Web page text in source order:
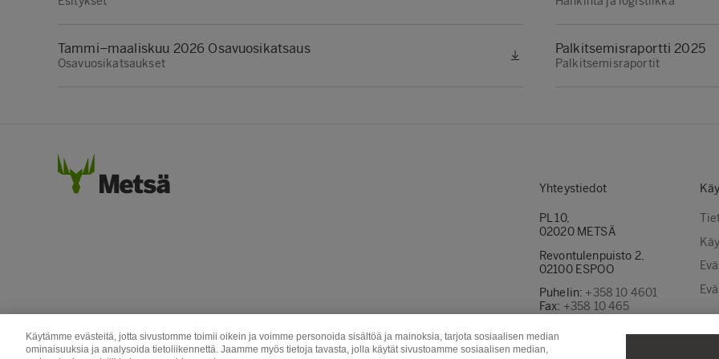
Tammi–maaliskuu 2026 Osavuosikatsaus
Osavuosikatsaukset
Palkitsemisraportti 2025
Palkitsemisraportit
Yhteystiedot
PL 10,
02020 METSÄ
Revontulenpuisto 2,
02100 ESPOO
Puhelin: +358 10 4601
Fax: +358 10 465
Ota yhteyttä
Käytämme evästeitä, jotta sivustomme toimii oikein ja voimme personoida sisältöä ja mainoksia, tarjota sosiaalisen median
ominaisuuksia ja analysoida tietoliikennettä. Jaamme myös tietoja tavasta, jolla käytät sivustoamme sosiaalisen median,